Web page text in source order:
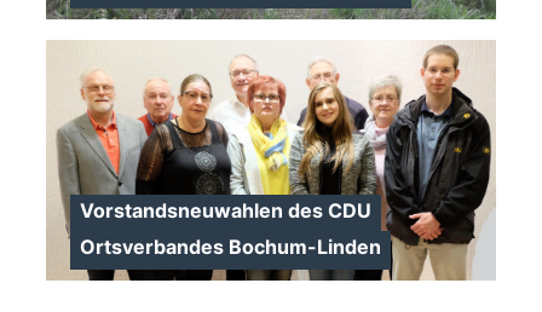
>
Vorstandsneuwahlen des CDU
Ortsverbandes Bochum-Linden